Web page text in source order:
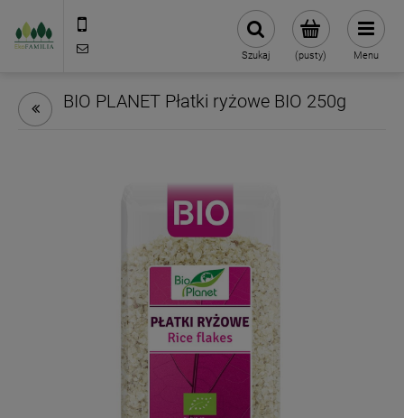
(pusty)
Szukaj Menu
BIO PLANET Płatki ryżowe BIO 250g